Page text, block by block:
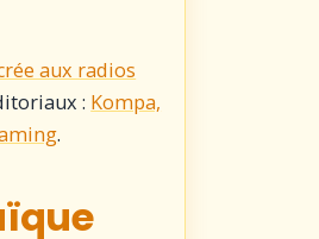
aux radios
: Kompa,
.